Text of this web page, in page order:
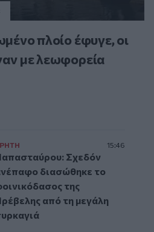
πλοίο έφυγε, οι
με λεωφορεία
15:46
Σχεδόν
διασώθηκε το
της
από τη μεγάλη